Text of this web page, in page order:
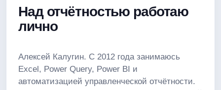
Над отчётностью работаю
лично
Алексей Калугин. С 2012 года занимаюсь
Excel, Power Query, Power BI и
автоматизацией управленческой отчётности.